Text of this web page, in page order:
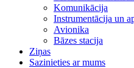
Komunikācija
Instrumentācija un
Avionika
Bāzes stacija
Ziņas
Sazinieties ar mums